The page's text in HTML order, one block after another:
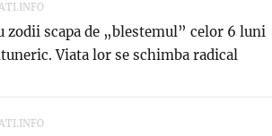
zodii scapa de „blestemul” celor 6 luni
Viata lor se schimba radical